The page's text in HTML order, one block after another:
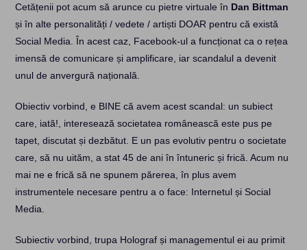
Cetățenii pot acum să arunce cu pietre virtuale în Dan Bittman
și în alte personalități / vedete / artiști DOAR pentru că există
Social Media. În acest caz, Facebook-ul a funcționat ca o rețea
imensă de comunicare și amplificare, iar scandalul a devenit
unul de anvergură națională.
Obiectiv vorbind, e BINE că avem acest scandal: un subiect
care, iată!, interesează societatea românească este pus pe
tapet, discutat și dezbătut. E un pas evolutiv pentru o societate
care, să nu uităm, a stat 45 de ani în întuneric și frică. Acum nu
mai ne e frică să ne spunem părerea, în plus avem
instrumentele necesare pentru a o face: Internetul și Social
Media.
Subiectiv vorbind, trupa Holograf și managementul ei au primit